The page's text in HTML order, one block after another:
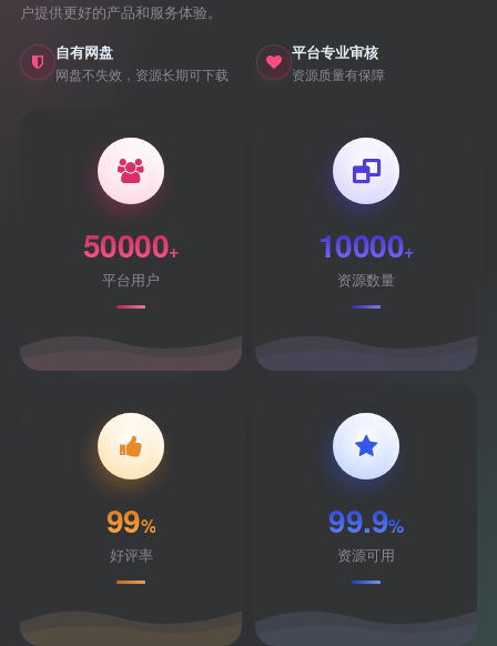
户提供更好的产品和服务体验。
自有网盘
网盘不失效，资源长期可下载
平台专业审核
资源质量有保障
50000+
平台用户
10000+
资源数量
99%
好评率
99.9%
资源可用